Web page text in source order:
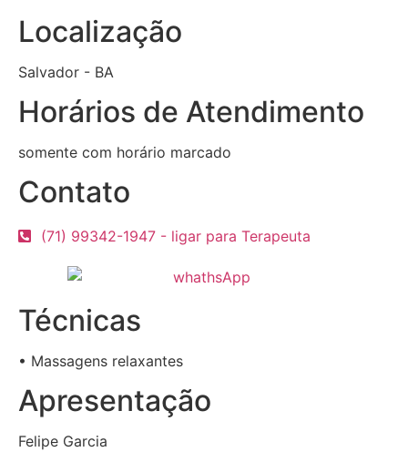
Localização
Salvador - BA
Horários de Atendimento
somente com horário marcado
Contato
(71) 99342-1947 - ligar para Terapeuta
Técnicas
• Massagens relaxantes
Apresentação
Felipe Garcia